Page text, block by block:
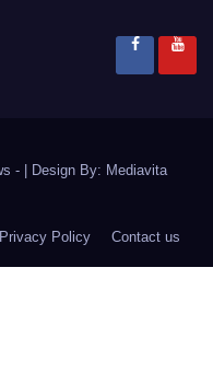
- Design By: Mediavita
Privacy Policy Contact us